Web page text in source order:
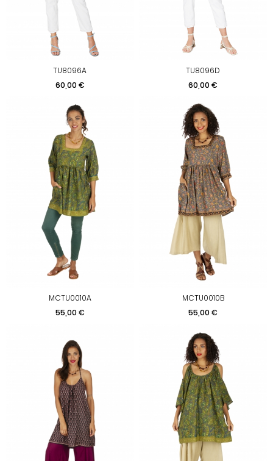
TU8096A
Prix
60,00 €
TU8096D
Prix
60,00 €
MCTU0010A
Prix
55,00 €
MCTU0010B
Prix
55,00 €